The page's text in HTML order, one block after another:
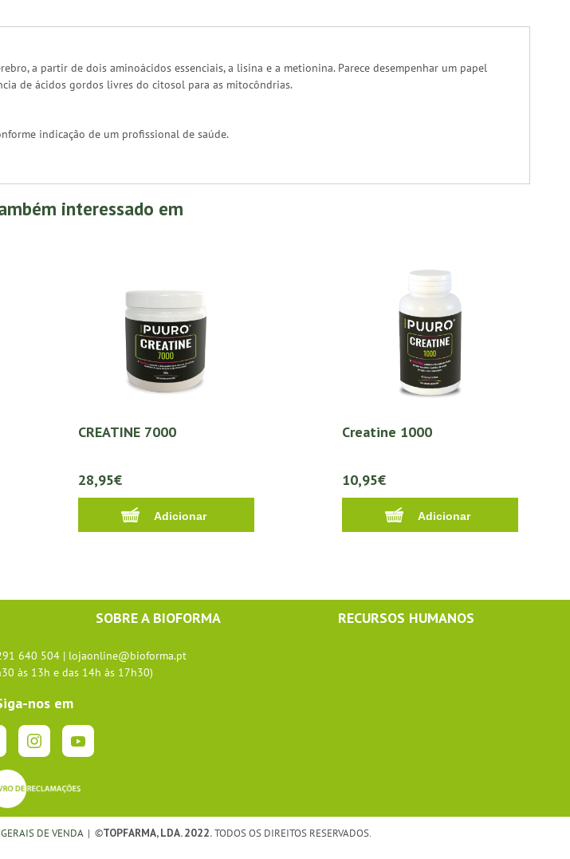
a partir de dois aminoácidos essenciais, a lisina e a metionina. Parece desempenhar um papel
de ácidos gordos livres do citosol para as mitocôndrias.
indicação de um profissional de saúde.
interessado em
CREATINE 7000
28,95€
Creatine 1000
10,95€
SOBRE A BIOFORMA RECURSOS HUMANOS
640 504 | lojaonline@bioforma.pt
às 13h e das 14h às 17h30)
nos em
DE VENDA | ©TOPFARMA, LDA. 2022.TODOS OS DIREITOS RESERVADOS.